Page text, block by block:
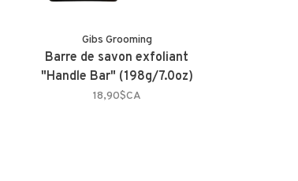
Gibs Grooming
Barre de savon exfoliant
"Handle Bar" (198g/7.0oz)
18,90$CA